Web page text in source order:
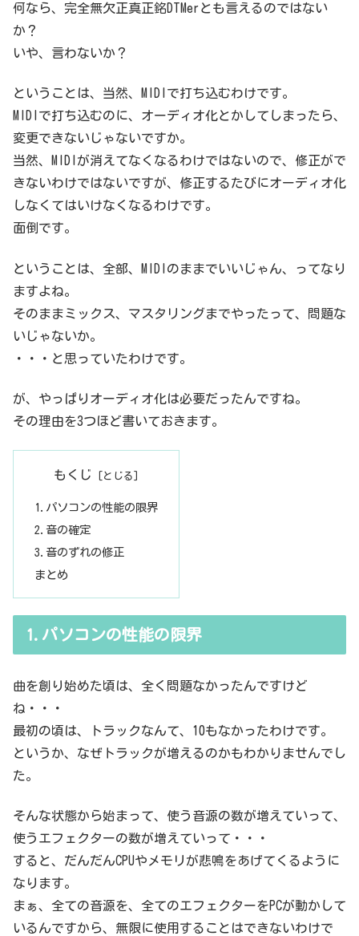
何なら、完全無欠正真正銘DTMerとも言えるのではない
か？
いや、言わないか？
ということは、当然、MIDIで打ち込むわけです。
MIDIで打ち込むのに、オーディオ化とかしてしまったら、
変更できないじゃないですか。
当然、MIDIが消えてなくなるわけではないので、修正がで
きないわけではないですが、修正するたびにオーディオ化
しなくてはいけなくなるわけです。
面倒です。
ということは、全部、MIDIのままでいいじゃん、ってなり
ますよね。
そのままミックス、マスタリングまでやったって、問題な
いじゃないか。
・・・と思っていたわけです。
が、やっぱりオーディオ化は必要だったんですね。
その理由を3つほど書いておきます。
もくじ
1.パソコンの性能の限界
2.音の確定
3.音のずれの修正
まとめ
1.パソコンの性能の限界
曲を創り始めた頃は、全く問題なかったんですけど
ね・・・
最初の頃は、トラックなんて、10もなかったわけです。
というか、なぜトラックが増えるのかもわかりませんでし
た。
そんな状態から始まって、使う音源の数が増えていって、
使うエフェクターの数が増えていって・・・
すると、だんだんCPUやメモリが悲鳴をあげてくるように
なります。
まぁ、全ての音源を、全てのエフェクターをPCが動かして
いるんですから、無限に使用することはできないわけで